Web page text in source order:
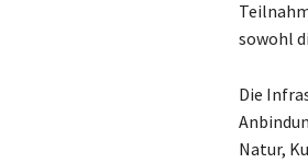
sowohl
Die
Natur,